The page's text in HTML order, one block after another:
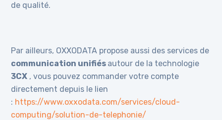
de qualité.
Par ailleurs, OXXODATA propose aussi des services de
communication unifiés autour de la technologie
3CX , vous pouvez commander votre compte
directement depuis le lien
: https://www.oxxodata.com/services/cloud-
computing/solution-de-telephonie/